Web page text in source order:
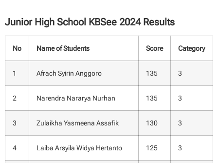
Junior High School KBSee 2024 Results
No Name of Students Score Category
1 Afrach Syirin Anggoro 135 3
2 Narendra Nararya Nurhan 135 3
3 Zulaikha Yasmeena Assafik 130 3
4 Laiba Arsyila Widya Hertanto 125 3